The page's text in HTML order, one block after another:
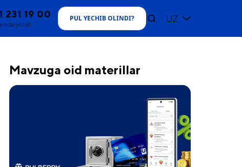
231 19 00
yozish
PUL YECHIB OLINDI? UZ
Mavzuga oid materillar